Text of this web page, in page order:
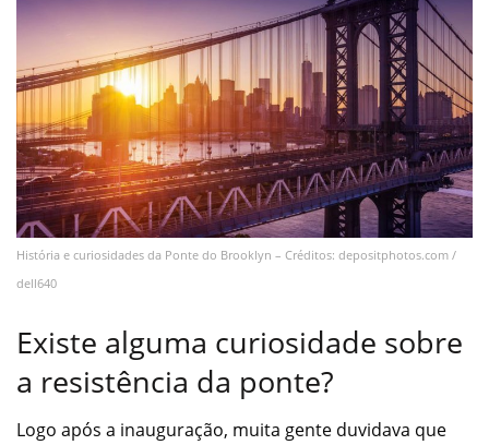
História e curiosidades da Ponte do Brooklyn – Créditos: depositphotos.com /
dell640
Existe alguma curiosidade sobre
a resistência da ponte?
Logo após a inauguração, muita gente duvidava que